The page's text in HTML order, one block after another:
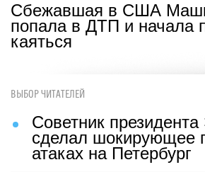
Сбежавшая в США
попала в ДТП и начала
каяться
ВЫБОР ЧИТАТЕЛЕЙ
Советник президента
сделал шокирующее
атаках на Петербург